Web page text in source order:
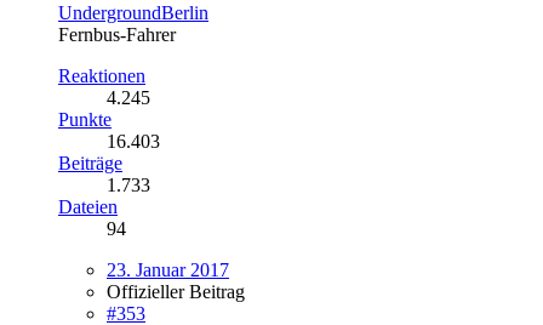
UndergroundBerlin
Fernbus-Fahrer
Reaktionen
4.245
Punkte
16.403
Beiträge
1.733
Dateien
94
23. Januar 2017
Offizieller Beitrag
#353